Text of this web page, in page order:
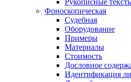
Рукописные
Фоноскопическая
Судебная
Оборудование
Примеры
Материалы
Стоимость
Дословное
Идентификация